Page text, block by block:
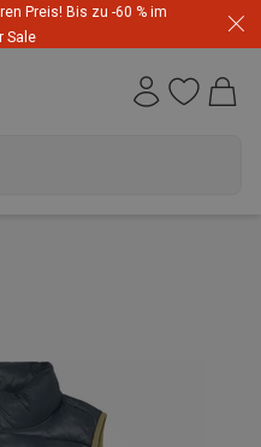
Preis! Bis zu -60 % im
Sale